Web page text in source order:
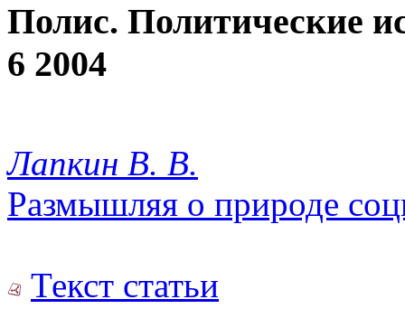
Полис. Политические
6 2004
Лапкин В. В.
Размышляя о природе
Текст статьи